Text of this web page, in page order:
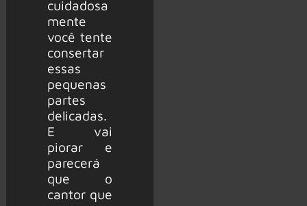
cuidadosa
mente
você tente
consertar
essas
pequenas
partes
delicadas.
E vai
piorar e
parecerá
que o
cantor que